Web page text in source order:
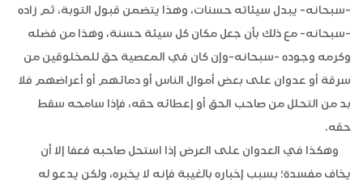
-سبحانه- يبدل سيئاته حسنات، وهذا يتضمن قبول التوبة، ثم زاده
-سبحانه- مع ذلك بأن جعل مكان كل سيئة حسنة، وهذا من فضله
وكرمه وجوده -سبحانه-وإن كان في المعصية حق للمخلوقين من
سرقة أو عدوان على بعض أموال الناس أو دمائهم أو أعراضهم فلا
بد من التحلل من صاحب الحق أو إعطائه حقه، فإذا سامحه سقط
حقه.
وهكذا في العدوان على العرض إذا استحل صاحبه فعفا إلا أن
يخاف مفسدة؛ بسبب إخباره بالغيبة فإنه لا يخبره، ولكن يدعو له